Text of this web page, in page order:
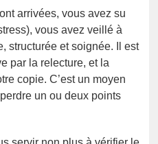
arrivées, vous avez su
vous avez veillé à
structurée et soignée. Il est
par la relecture, et la
copie. C’est un moyen
un ou deux points